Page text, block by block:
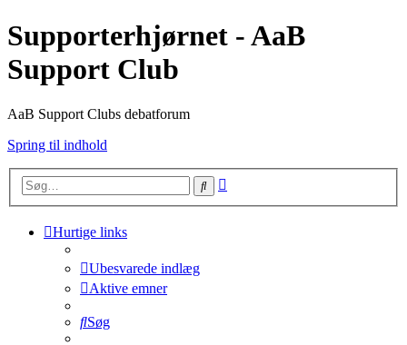
Supporterhjørnet - AaB
Support Club
AaB Support Clubs debatforum
Spring til indhold
Søg
Hurtige links
Ubesvarede indlæg
Aktive emner
Søg